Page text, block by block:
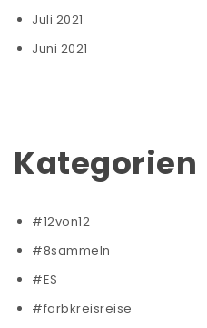
Juli 2021
Juni 2021
Kategorien
#12von12
#8sammeln
#ES
#farbkreisreise